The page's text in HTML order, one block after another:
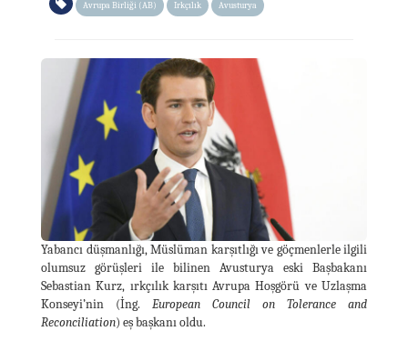
Avrupa Birliği (AB) Irkçılık Avusturya
Yabancı düşmanlığı, Müslüman karşıtlığı ve göçmenlerle ilgili
olumsuz görüşleri ile bilinen Avusturya eski Başbakanı
Sebastian Kurz, ırkçılık karşıtı Avrupa Hoşgörü ve Uzlaşma
Konseyi’nin (İng. European Council on Tolerance and
Reconciliation) eş başkanı oldu.